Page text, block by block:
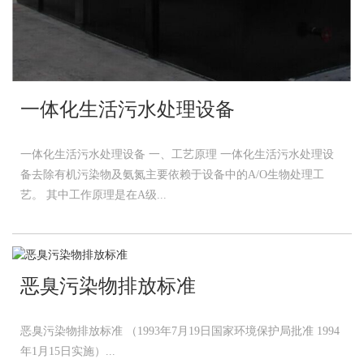
一体化生活污水处理设备
一体化生活污水处理设备 一、工艺原理 一体化生活污水处理设
备去除有机污染物及氨氮主要依赖于设备中的A/O生物处理工
艺。 其中工作原理是在A级...
恶臭污染物排放标准
恶臭污染物排放标准 （1993年7月19日国家环境保护局批准 1994
年1月15日实施）...